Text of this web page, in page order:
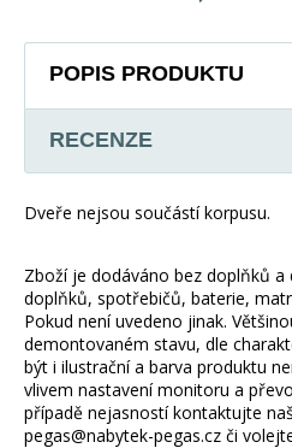
POPIS PRODUKTU
RECENZE
Dveře nejsou součástí korpusu.
Zboží je dodáváno bez doplňků a
doplňků, spotřebičů, baterie,
Pokud není uvedeno jinak.
demontovaném stavu, dle
být i ilustrační a barva produktu
vlivem nastavení monitoru a
případě nejasností kontaktujte
pegas@nabytek-pegas.cz či